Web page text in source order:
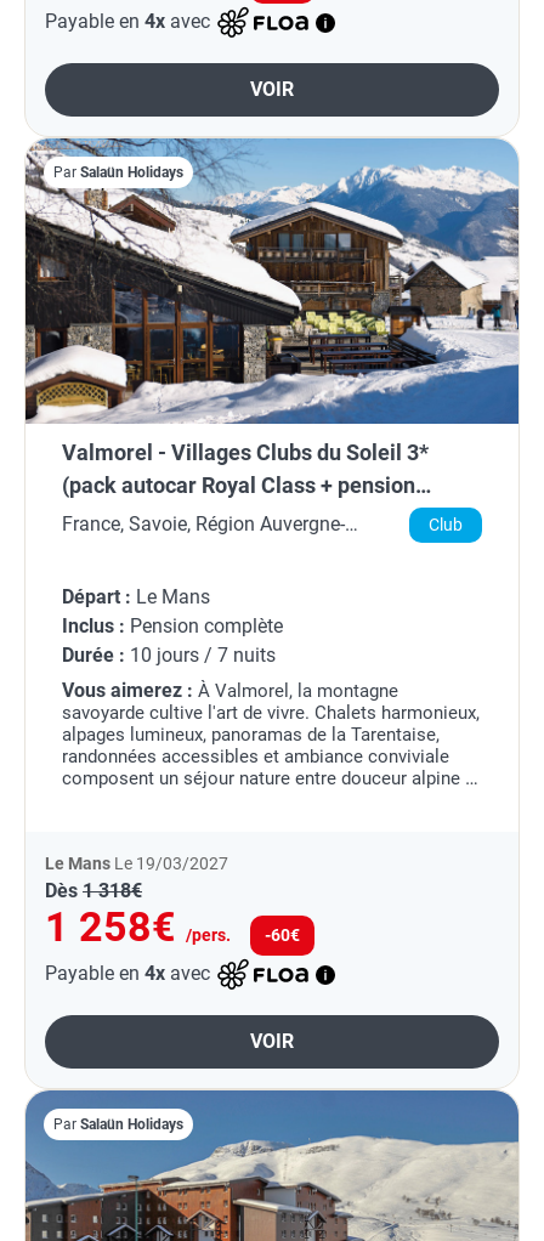
Payable en 4x avec
VOIR
Par Salaün Holidays
Valmorel - Villages Clubs du Soleil 3*
(pack autocar Royal Class + pension
complète + remontées + matériel inclus)
France, Savoie, Région Auvergne-
Club
Départ : Le Mans
Inclus : Pension complète
Durée : 10 jours / 7 nuits
Vous aimerez : À Valmorel, la montagne
savoyarde cultive l'art de vivre. Chalets harmonieux,
alpages lumineux, panoramas de la Tarentaise,
randonnées accessibles et ambiance conviviale
composent un séjour nature entre douceur alpine et
Le Mans Le 19/03/2027
Dès 1 318€
1 258€ /pers. -60€
Payable en 4x avec
VOIR
Par Salaün Holidays